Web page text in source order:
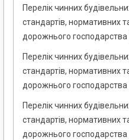
Перелік чинних
стандартів, нормативних
дорожнього
Перелік чинних
стандартів, нормативних
дорожнього
Перелік чинних
стандартів, нормативних
дорожнього